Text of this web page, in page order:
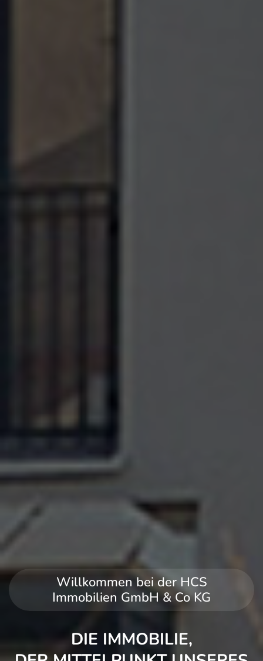
Willkommen bei der HCS
Immobilien GmbH & Co KG
DIE IMMOBILIE,